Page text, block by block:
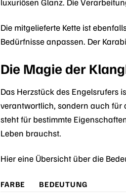
Die mitgelieferte Kette ist
Bedürfnisse anpassen. Der
Die Magie der
Das Herzstück des Engelsrufers
verantwortlich, sondern auch für
steht für bestimmte
Leben brauchst.
Hier eine Übersicht über die
FARBE
BEDEUTUNG